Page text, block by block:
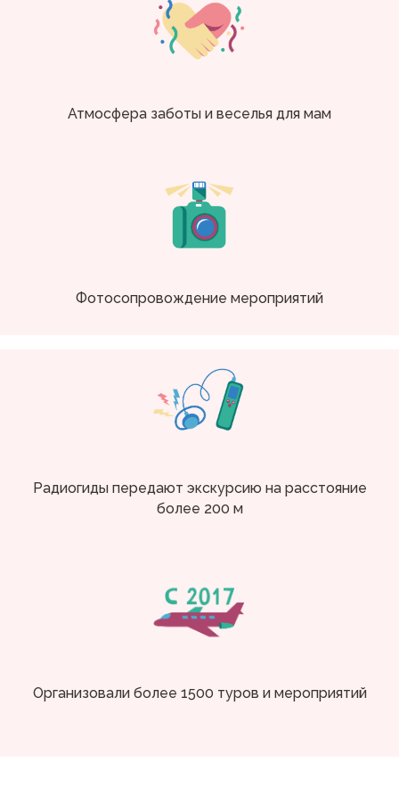
Атмосфера заботы и веселья для мам
Фотосопровождение мероприятий
Радиогиды передают экскурсию на расстояние
более 200 м
Организовали более 1500 туров и мероприятий